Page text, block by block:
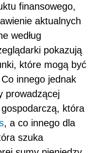
finansowego,
aktualnych
według
pokazują
które mogą być
innego jednak
prowadzącej
gospodarczą, która
, a co innego dla
szuka